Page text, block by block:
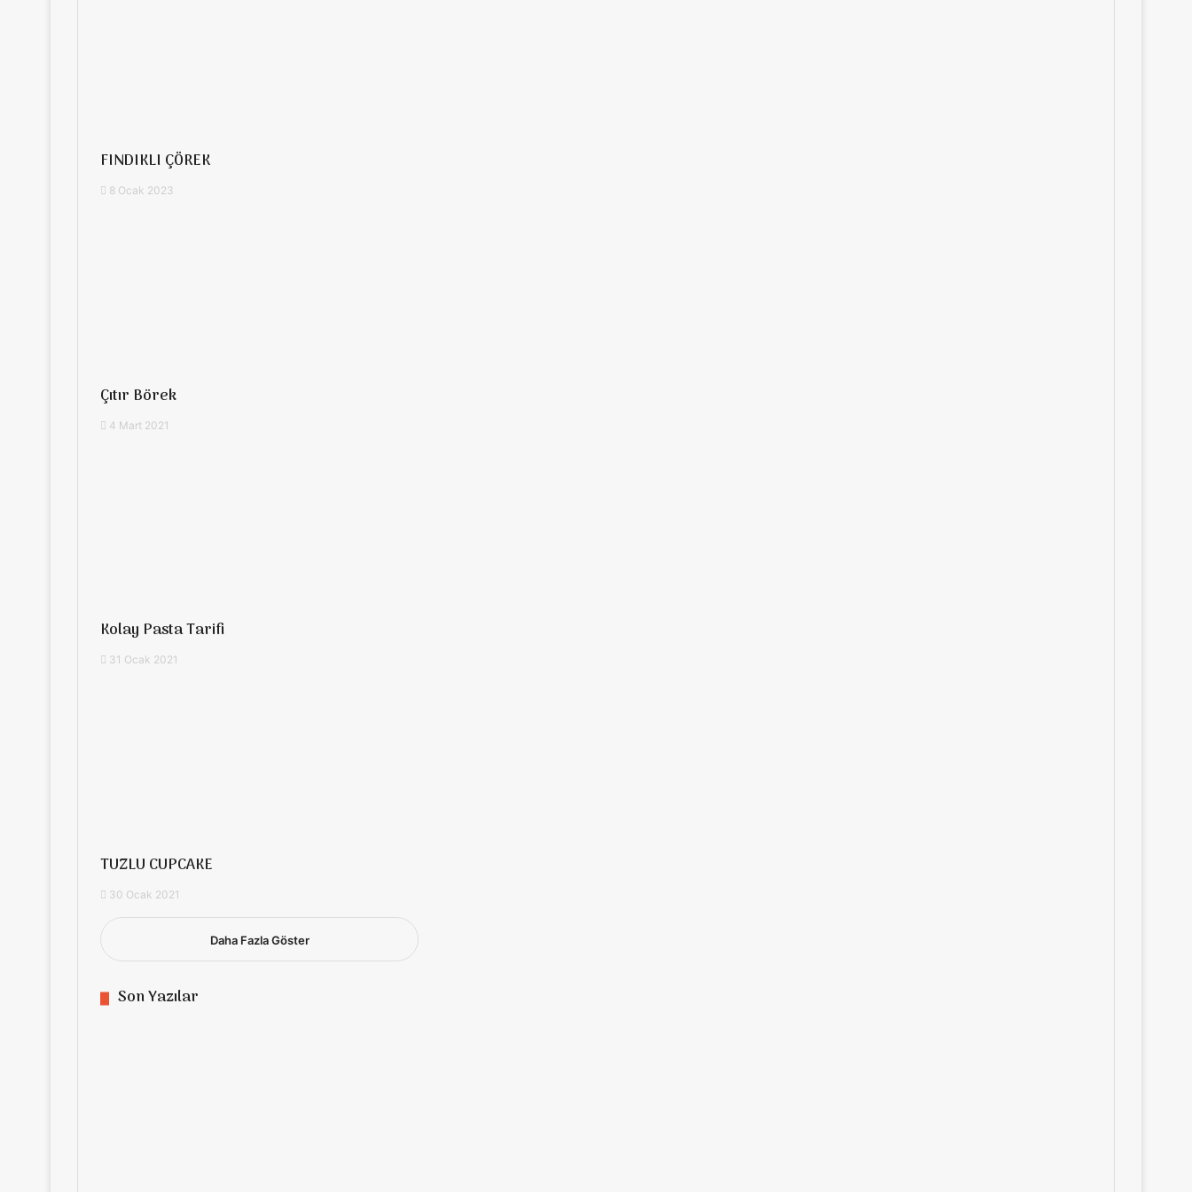
FINDIKLI ÇÖREK
8 Ocak 2023
Çıtır Börek
4 Mart 2021
Kolay Pasta Tarifi
31 Ocak 2021
TUZLU CUPCAKE
30 Ocak 2021
Daha Fazla Göster
Son Yazılar